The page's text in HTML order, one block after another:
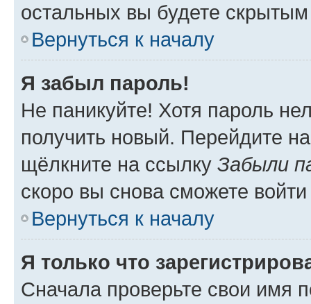
остальных вы будете
Вернуться к началу
Я забыл пароль!
Не паникуйте! Хотя пароль
получить новый. Перейдите
щёлкните на ссылку Забыли
скоро вы снова сможете
Вернуться к началу
Я только что
Сначала проверьте свои имя